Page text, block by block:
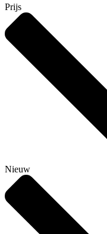
Prijs
Nieuw